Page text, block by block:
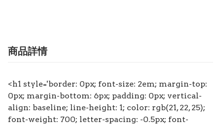
商品詳情
<h1 style='border: 0px; font-size: 2em; margin-top:
0px; margin-bottom: 6px; padding: 0px; vertical-
align: baseline; line-height: 1; color: rgb(21, 22, 25);
font-weight: 700; letter-spacing: -0.5px; font-